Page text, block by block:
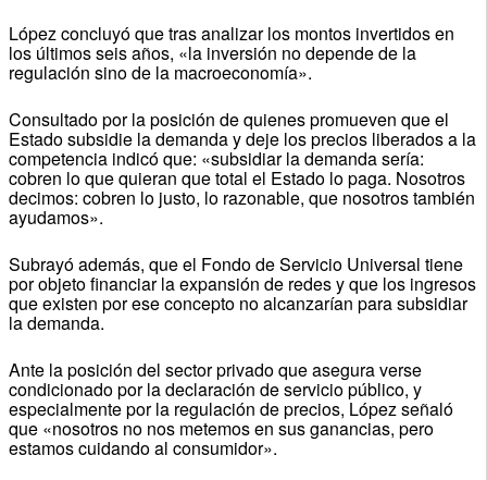
López concluyó que tras analizar los montos invertidos en
los últimos seis años, «la inversión no depende de la
regulación sino de la macroeconomía».
Consultado por la posición de quienes promueven que el
Estado subsidie la demanda y deje los precios liberados a la
competencia indicó que: «subsidiar la demanda sería:
cobren lo que quieran que total el Estado lo paga. Nosotros
decimos: cobren lo justo, lo razonable, que nosotros también
ayudamos».
Subrayó además, que el Fondo de Servicio Universal tiene
por objeto financiar la expansión de redes y que los ingresos
que existen por ese concepto no alcanzarían para subsidiar
la demanda.
Ante la posición del sector privado que asegura verse
condicionado por la declaración de servicio público, y
especialmente por la regulación de precios, López señaló
que «nosotros no nos metemos en sus ganancias, pero
estamos cuidando al consumidor».